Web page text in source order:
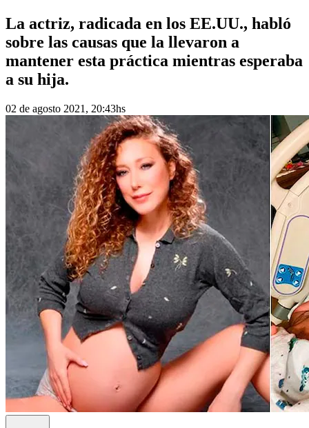
La actriz, radicada en los EE.UU., habló
sobre las causas que la llevaron a
mantener esta práctica mientras esperaba
a su hija.
02 de agosto 2021, 20:43hs